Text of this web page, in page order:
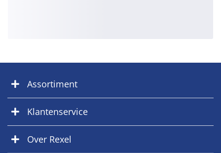
Assortiment
Klantenservice
Over Rexel